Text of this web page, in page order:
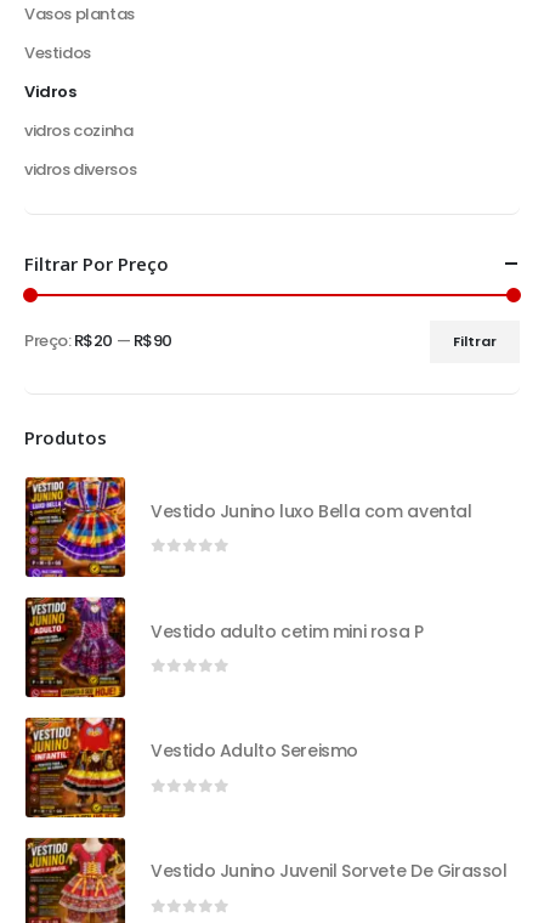
Vasos plantas
Vestidos
Vidros
vidros cozinha
vidros diversos
Filtrar Por Preço
Filtrar
Preço:R$20 — R$90
Produtos
Vestido Junino luxo Bella com avental
Vestido adulto cetim mini rosa P
Vestido Adulto Sereismo
Vestido Junino Juvenil Sorvete De Girassol